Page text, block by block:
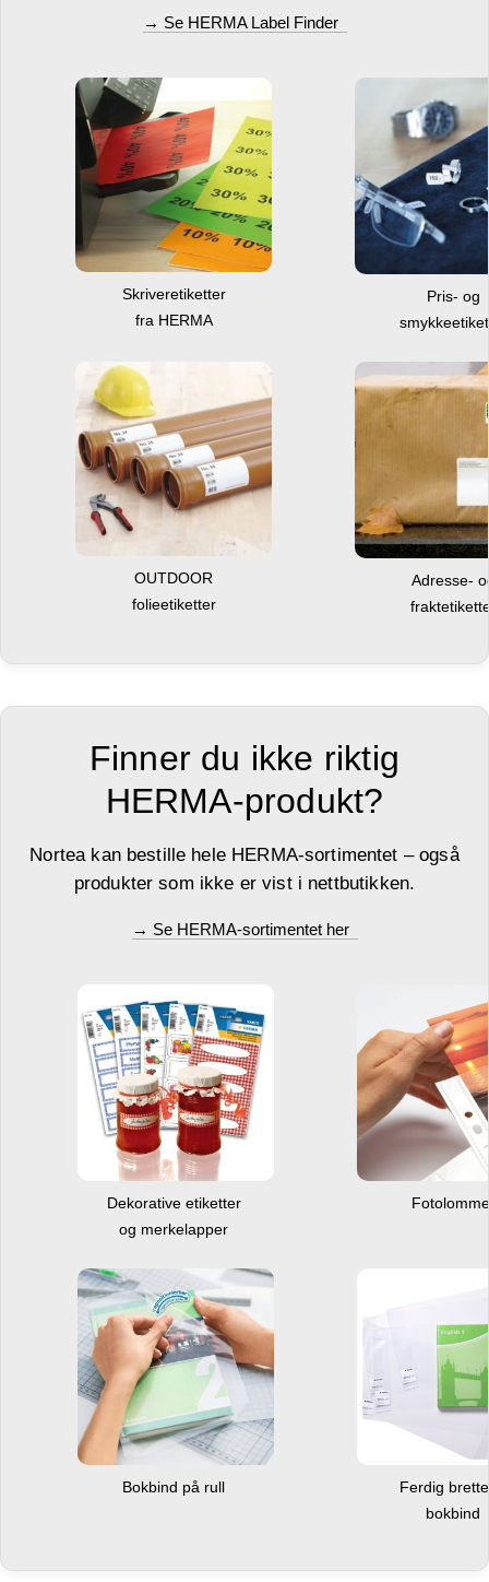
→ Se HERMA Label Finder
Skriveretiketter
fra HERMA
Pris- og
OUTDOOR
folieetiketter
Adresse-
Finner du ikke riktig
HERMA-produkt?
Nortea kan bestille hele HERMA-sortimentet – også
produkter som ikke er vist i nettbutikken.
→ Se HERMA-sortimentet her
Dekorative etiketter
og merkelapper
Bokbind på rull
Ferdig
bokbind